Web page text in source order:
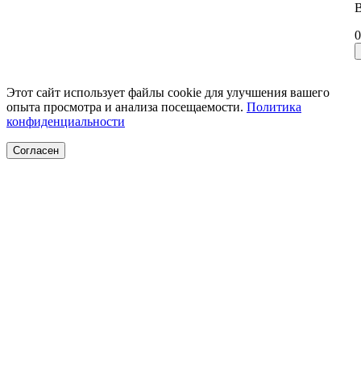
Этот сайт использует файлы cookie для улучшения вашего
опыта просмотра и анализа посещаемости. Политика
конфиденциальности
Согласен